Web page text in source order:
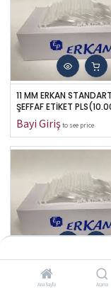
Ana Sayfa Arama
11 MM ERKAN
ŞEFFAF ETİKET
to see price
15 MM ERKAN
ŞEFFAF ETİKET PLS(10.00